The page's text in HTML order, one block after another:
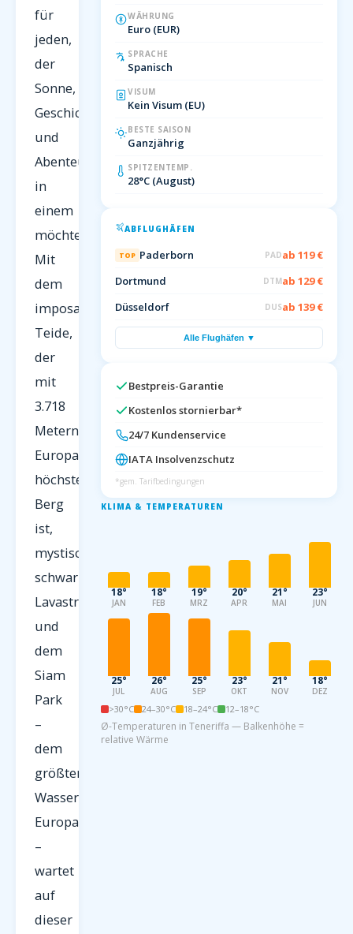
für
jeden,
der
Sonne,
Geschichte
und
Abenteuer
in
einem
möchte.
Mit
dem
imposanten
Teide,
der
mit
3.718
Metern
Europas
höchster
Berg
ist,
mystischen
schwarzen
Lavastrände
und
dem
Siam
Park
–
dem
größten
Wasserpark
Europas
–
wartet
auf
dieser
WÄHRUNG
Euro (EUR)
SPRACHE
Spanisch
VISUM
Kein Visum (EU)
BESTE SAISON
Ganzjährig
SPITZENTEMP.
28°C (August)
ABFLUGHÄFEN
TOP Paderborn PADab 119 €
Dortmund
DTMab 129 €
Düsseldorf
DUSab 139 €
Alle Flughäfen ▼
Bestpreis-Garantie
Kostenlos stornierbar*
24/7 Kundenservice
IATA Insolvenzschutz
*gem. Tarifbedingungen
KLIMA & TEMPERATUREN
18°
JAN
18°
FEB
19°
MRZ
20°
APR
21°
MAI
23°
JUN
25°
JUL
26°
AUG
25°
SEP
23°
OKT
21°
NOV
18°
DEZ
>30°C 24–30°C 18–24°C 12–18°C
Ø-Temperaturen in Teneriffa — Balkenhöhe =
relative Wärme